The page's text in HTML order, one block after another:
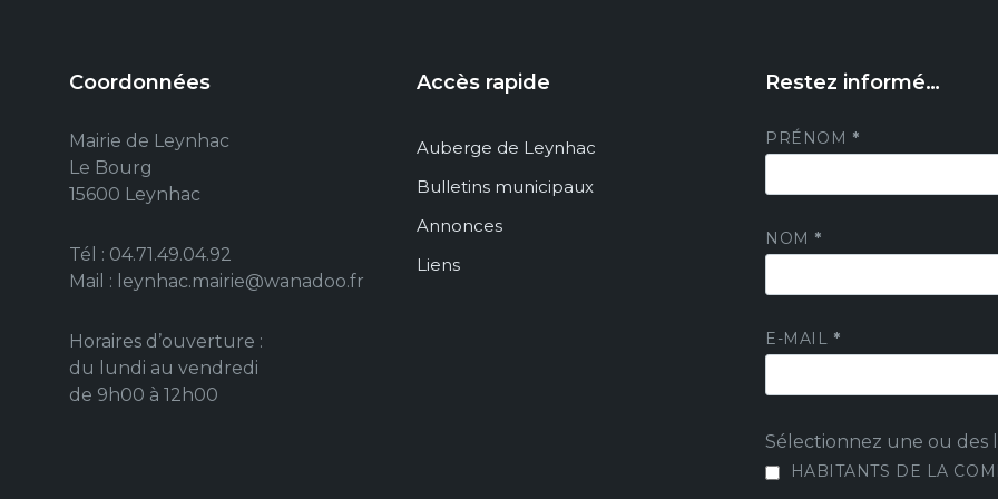
Coordonnées
Mairie de Leynhac
Le Bourg
15600 Leynhac
Tél : 04.71.49.04.92
Mail : leynhac.mairie@wanadoo.fr
Horaires d’ouverture :
du lundi au vendredi
de 9h00 à 12h00
Accès rapide
Auberge de Leynhac
Bulletins municipaux
Annonces
Liens
Restez informé…
PRÉNOM *
NOM *
E-MAIL *
Sélectionnez une ou des
HABITANTS DE LA